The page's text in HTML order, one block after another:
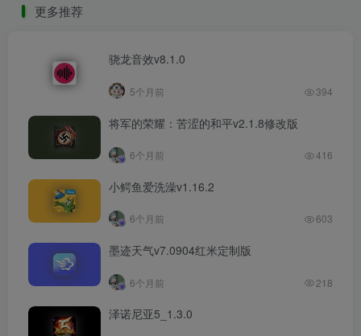
更多推荐
骁龙音效v8.1.0
5个月前 394
将军的荣耀：苦涩的和平v2.1.8修改版
6个月前 416
小鳄鱼爱洗澡v1.16.2
6个月前 603
墨迹天气v7.0904红米定制版
6个月前 218
泽诺尼亚5_1.3.0